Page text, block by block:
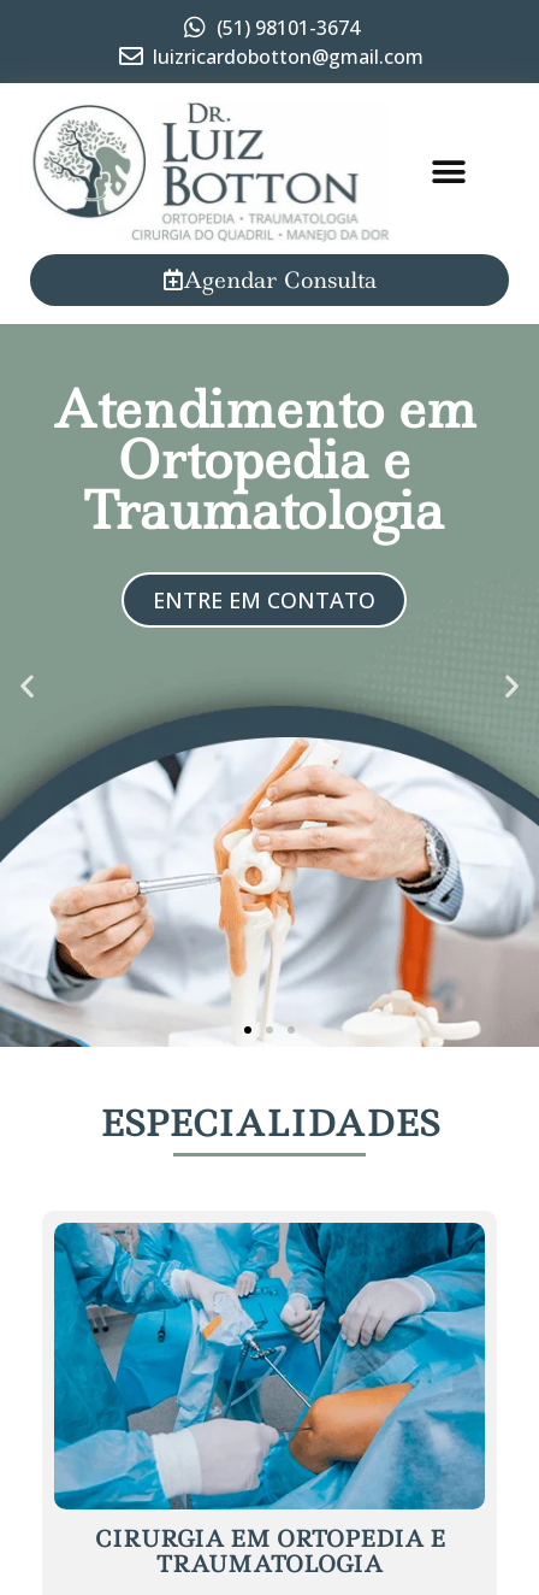
(51) 98101-3674
luizricardobotton@gmail.com
Agendar Consulta
Atendimento em
Ortopedia e
Traumatologia
ENTRE EM CONTATO
ESPECIALIDADES
CIRURGIA EM ORTOPEDIA E
TRAUMATOLOGIA